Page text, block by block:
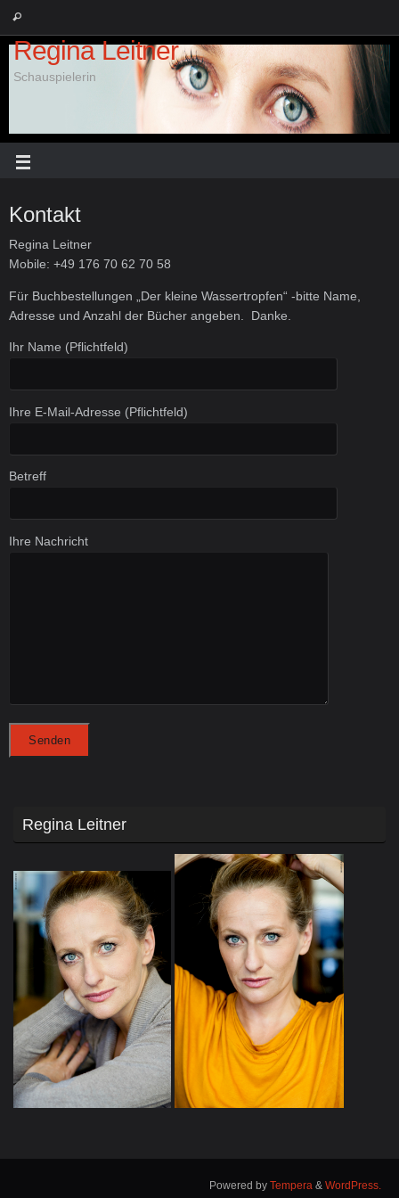
Regina Leitner
Schauspielerin
Kontakt
Regina Leitner
Mobile: +49 176 70 62 70 58
Für Buchbestellungen „Der kleine Wassertropfen“ -bitte Name,
Adresse und Anzahl der Bücher angeben. Danke.
Ihr Name (Pflichtfeld)
Ihre E-Mail-Adresse (Pflichtfeld)
Betreff
Ihre Nachricht
Regina Leitner
Powered by Tempera & WordPress.